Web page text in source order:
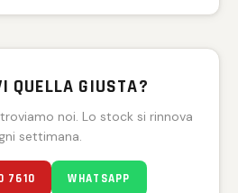
QUELLA GIUSTA?
noi. Lo stock si rinnova
settimana.
7610 WHATSAPP